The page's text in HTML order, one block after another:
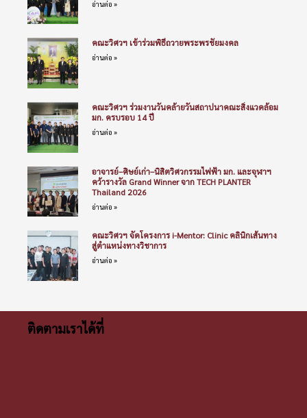
อ่านต่อ »
คณะวิศวฯ เข้าร่วมพิธีถวายพระพรชัยมงคล
อ่านต่อ »
คณะวิศวฯ ร่วมงานวันคล้ายวันสถาปนาคณะสิ่งแวดล้อม
มก. ครบรอบ 14 ปี
อ่านต่อ »
อาจารย์–ศิษย์เก่า–นิสิตวิศวกรรมไฟฟ้า มก. และจุฬาฯ
คว้ารางวัล Grand Winner จาก TECH PLANTER
Thailand 2026
อ่านต่อ »
คณะวิศวฯ จัดโครงการ i-Mentor: Clinic คลินิกเส้นทาง
สู่ตำแหน่งทางวิชาการ
อ่านต่อ »
ติดตามเราได้ที่